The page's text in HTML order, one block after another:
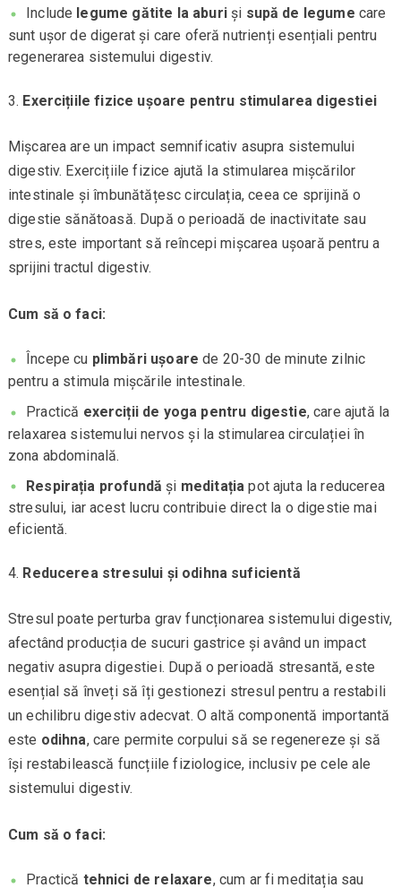
Include legume gătite la aburiși supă de legume care
sunt ușor de digerat și care oferă nutrienți esențiali pentru
regenerarea sistemului digestiv.
Exercițiile fizice ușoare pentru stimularea digestiei
Mișcarea are un impact semnificativ asupra sistemului
digestiv. Exercițiile fizice ajută la stimularea mișcărilor
intestinale și îmbunătățesc circulația, ceea ce sprijină o
digestie sănătoasă. După o perioadă de inactivitate sau
stres, este important să reîncepi mișcarea ușoară pentru a
sprijini tractul digestiv.
Cum să o faci:
Începe cu plimbări ușoare de 20-30 de minute zilnic
pentru a stimula mișcările intestinale.
Practică exerciții de yoga pentru digestie, care ajută la
relaxarea sistemului nervos și la stimularea circulației în
zona abdominală.
Respirația profundă și meditația pot ajuta la reducerea
stresului, iar acest lucru contribuie direct la o digestie mai
eficientă.
Reducerea stresului și odihna suficientă
Stresul poate perturba grav funcționarea sistemului digestiv,
afectând producția de sucuri gastrice și având un impact
negativ asupra digestiei. După o perioadă stresantă, este
esențial să înveți să îți gestionezi stresul pentru a restabili
un echilibru digestiv adecvat. O altă componentă importantă
este odihna, care permite corpului să se regenereze și să
își restabilească funcțiile fiziologice, inclusiv pe cele ale
sistemului digestiv.
Cum să o faci:
Practică tehnici de relaxare, cum ar fi meditația sau